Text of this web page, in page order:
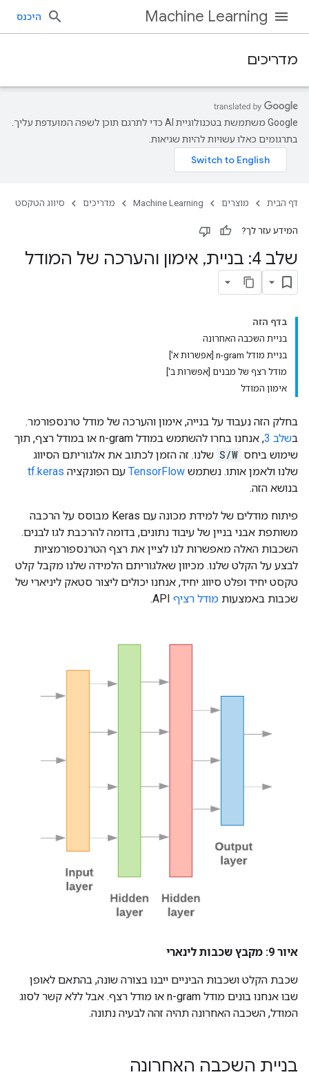
Machine Learning היכנס
מדריכים
‫Google משתמשת בטכנולוגיית AI כדי לתרגם תוכן לשפה המועדפת עליך.
בתרגומים כאלו עשויות להיות שגיאות.
דף הבית מוצרים Machine Learning מדריכים סיווג הטקסט
המידע עזר לך?
שלב 4: בניית , אימון והערכה של המודל
בדף הזה
בניית השכבה האחרונה
בניית מודל n-gram [אפשרות א']
מודל רצף של מבנים [אפשרות ב']
אימון המודל
בחלק הזה נעבוד על בנייה, אימון והערכה של מודל טרנספורמר.
בשלב 3
, אנחנו בחרו להשתמש במודל n-gram או במודל רצף, תוך
שימוש ביחס S/W שלנו. זה הזמן לכתוב את אלגוריתם הסיווג
שלנו ולאמן אותו. נשתמש TensorFlow עם הפונקציה tf.keras
בנושא הזה.
פיתוח מודלים של למידת מכונה עם Keras מבוסס על הרכבה
משותפת אבני בניין של עיבוד נתונים, בדומה להרכבת לגו לבנים.
השכבות האלה מאפשרות לנו לציין את רצף הטרנספורמציות
לבצע על הקלט שלנו. מכיוון שאלגוריתם הלמידה שלנו מקבל קלט
טקסט יחיד ופלט סיווג יחיד, אנחנו יכולים ליצור סטאק ליניארי של
שכבות באמצעות מודל רציף
איור 9: מקבץ שכבות לינארי
שכבת הקלט ושכבות הביניים ייבנו בצורה שונה, בהתאם לאופן
שבו אנחנו בונים מודל n-gram או מודל רצף. אבל ללא קשר לסוג
המודל, השכבה האחרונה תהיה זהה לבעיה נתונה.
בניית השכבה האחרונה